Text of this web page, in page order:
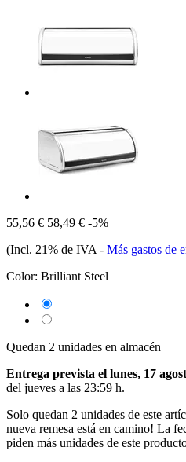
55,56 € 58,49 € -5%
(Incl. 21% de IVA - Más gastos de
Color: Brilliant Steel
Quedan 2 unidades en almacén
Entrega prevista el lunes, 17
del jueves a las 23:59 h.
Solo quedan 2 unidades de este
nueva remesa está en camino! La
piden más unidades de este